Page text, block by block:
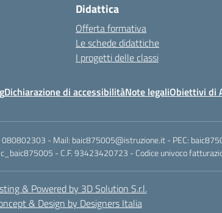
Didattica
Offerta formativa
Le schede didattiche
I progetti delle classi
Dichiarazione di accessibilitàNote legaliObiettivi di
080802303 - Mail: baic875005@istruzione.it - PEC:
- C.F. 93423420723 - Codice univoco
& Powered by 3D Solution S.r.l.
& Design by Designers Italia